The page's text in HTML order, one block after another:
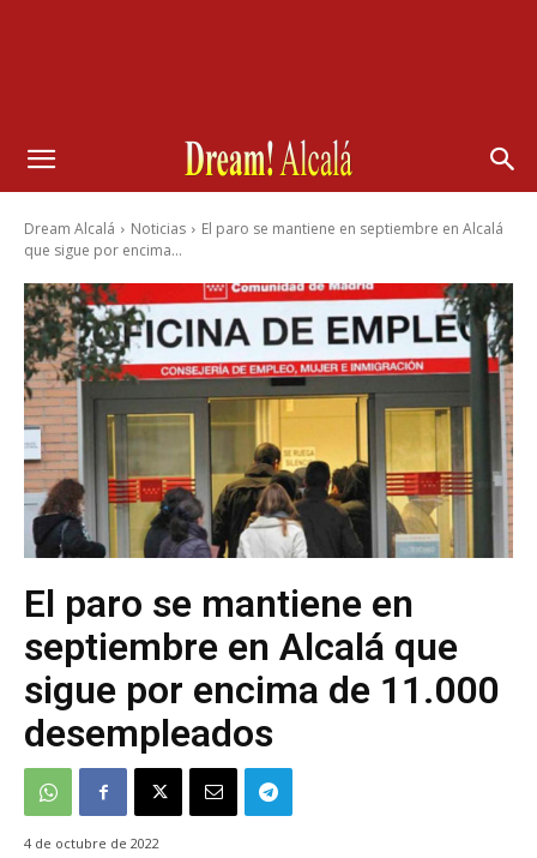
Dream Alcalá Noticias
El paro se mantiene en septiembre en Alcalá
que sigue por encima...
El paro se mantiene en
septiembre en Alcalá que
sigue por encima de 11.000
desempleados
4 de octubre de 2022